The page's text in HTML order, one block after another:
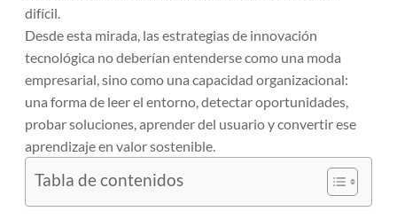
difícil.
Desde esta mirada, las estrategias de innovación
tecnológica no deberían entenderse como una moda
empresarial, sino como una capacidad organizacional:
una forma de leer el entorno, detectar oportunidades,
probar soluciones, aprender del usuario y convertir ese
aprendizaje en valor sostenible.
Tabla de contenidos